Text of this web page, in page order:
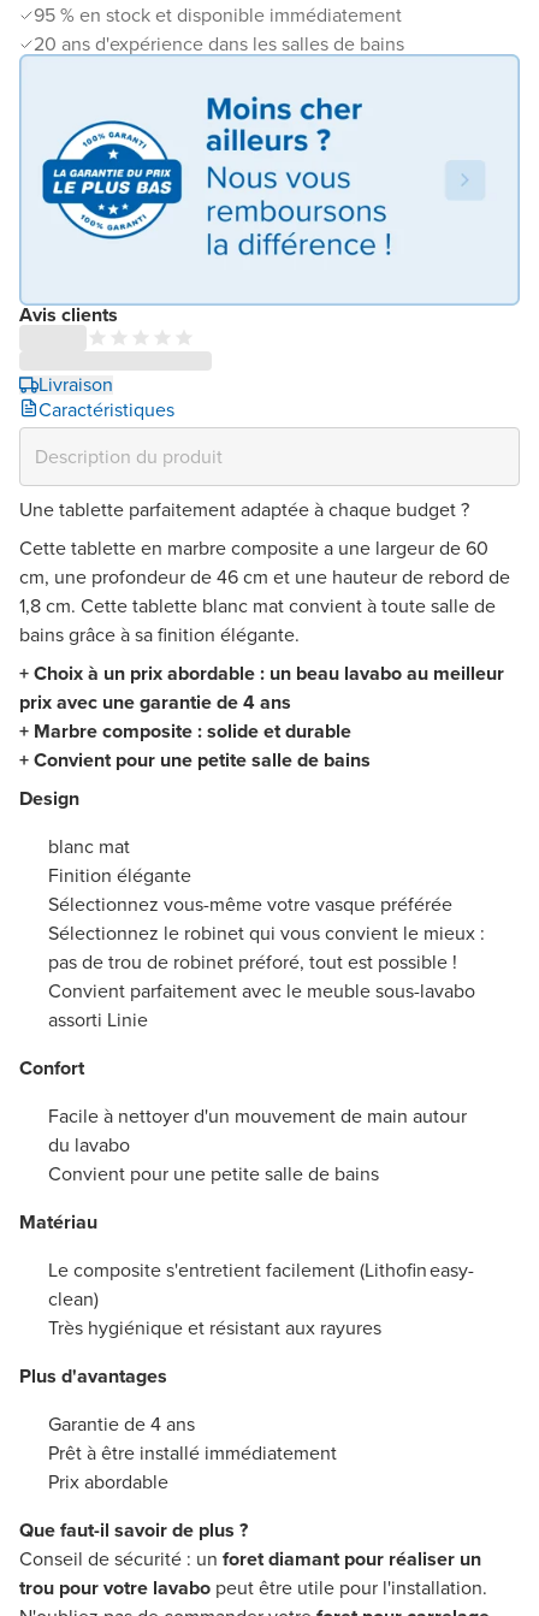
95 % en stock et disponible immédiatement
20 ans d'expérience dans les salles de bains
Avis clients
Livraison
Caractéristiques
Une tablette parfaitement adaptée à chaque budget ?
Cette tablette en marbre composite a une largeur de 60
cm, une profondeur de 46 cm et une hauteur de rebord de
1,8 cm. Cette tablette blanc mat convient à toute salle de
bains grâce à sa finition élégante.
+ Choix à un prix abordable : un beau lavabo au meilleur
prix avec une garantie de 4 ans
+ Marbre composite : solide et durable
+ Convient pour une petite salle de bains
Design
blanc mat
Finition élégante
Sélectionnez vous-même votre vasque préférée
Sélectionnez le robinet qui vous convient le mieux :
pas de trou de robinet préforé, tout est possible !
Convient parfaitement avec le meuble sous-lavabo
assorti Linie
Confort
Facile à nettoyer d'un mouvement de main autour
du lavabo
Convient pour une petite salle de bains
Matériau
Le composite s'entretient facilement (Lithofin easy-
clean)
Très hygiénique et résistant aux rayures
Plus d'avantages
Garantie de 4 ans
Prêt à être installé immédiatement
Prix abordable
Que faut-il savoir de plus ?
Conseil de sécurité : un foret diamant pour réaliser un
trou pour votre lavabo peut être utile pour l'installation.